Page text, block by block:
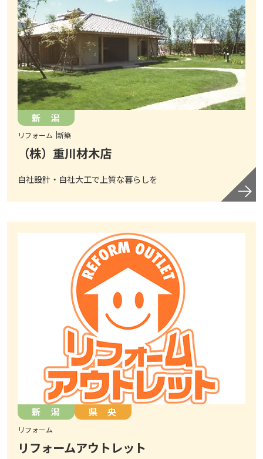
新 潟
リフォーム 新築
（株）重川材木店
自社設計・自社大工で上質な暮らしを
新 潟 県 央
リフォーム
リフォームアウトレット